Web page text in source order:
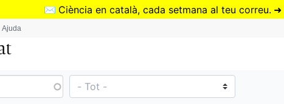
Vés
✉️ Ciència en català, cada setmana al teu correu. ➜
Ajuda